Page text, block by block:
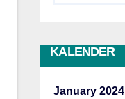
KALENDER
January 2024